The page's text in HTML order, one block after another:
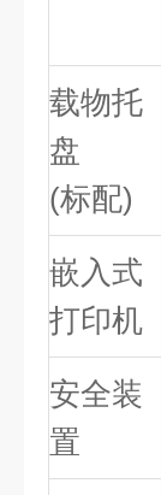
载物托
盘
(标配)
嵌入式
打印机
安全装
置